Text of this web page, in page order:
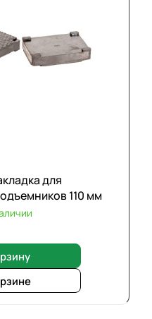
для
110 мм